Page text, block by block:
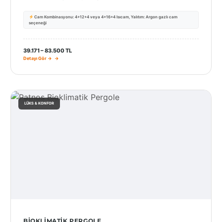
Cam Kombinasyonu: 4+12+4 veya 4+16+4 Isıcam, Yalıtım: Argon gazlı cam
seçeneği
39.171 – 83.500 TL
Detayı Gör →
LÜKS & KONFOR